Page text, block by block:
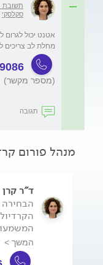
תשובת
סקלסקי
אטנט יכול לגרום
מחלת לב צריכים
(מספר מקשר)
תגובה
מנהל פורום
ד"ר
הבחירה
המשך >